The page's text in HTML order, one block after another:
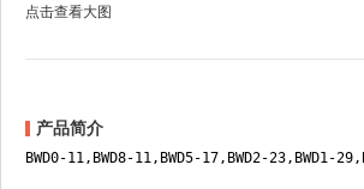
点击查看大图
产品简介
BWD0-11,BWD8-11,BWD5-17,BWD2-23,BWD1-